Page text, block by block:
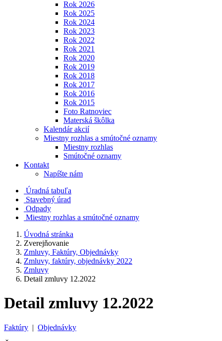
Rok 2026
Rok 2025
Rok 2024
Rok 2023
Rok 2022
Rok 2021
Rok 2020
Rok 2019
Rok 2018
Rok 2017
Rok 2016
Rok 2015
Foto Ratnoviec
Materská škôlka
Kalendár akcií
Miestny rozhlas a smútočné oznamy
Miestny rozhlas
Smútočné oznamy
Kontakt
Napíšte nám
Úradná tabuľa
Stavebný úrad
Odpady
Miestny rozhlas a smútočné oznamy
Úvodná stránka
Zverejňovanie
Zmluvy, Faktúry, Objednávky
Zmluvy, faktúry, objednávky 2022
Zmluvy
Detail zmluvy 12.2022
Detail zmluvy 12.2022
Faktúry | Objednávky